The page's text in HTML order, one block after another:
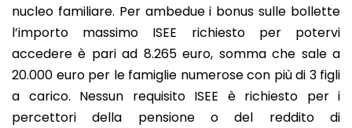
nucleo familiare. Per ambedue i bonus sulle bollette
l’importo massimo ISEE richiesto per potervi
accedere è pari ad 8.265 euro, somma che sale a
20.000 euro per le famiglie numerose con più di 3 figli
a carico. Nessun requisito ISEE è richiesto per i
percettori della pensione o del reddito di